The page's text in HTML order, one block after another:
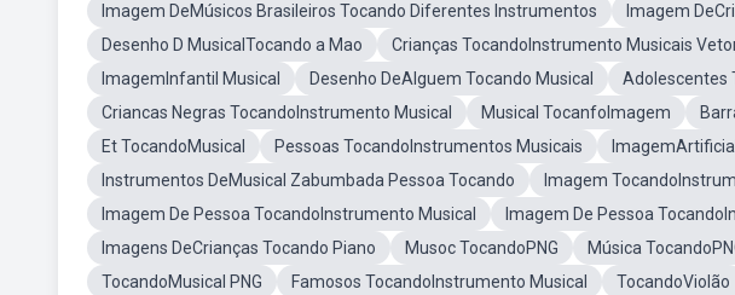
Imagem DeMúsicos Brasileiros Tocando Diferentes Instrumentos
Imagem
Desenho D MusicalTocando a Mao
Crianças TocandoInstrumento Musicais
ImagemInfantil Musical
Desenho DeAlguem Tocando Musical
Adolescentes
Criancas Negras TocandoInstrumento Musical
Musical TocanfoImagem
Et TocandoMusical
Pessoas TocandoInstrumentos Musicais
Instrumentos DeMusical Zabumbada Pessoa Tocando
Imagem
Imagem De Pessoa TocandoInstrumento Musical
Imagem De Pessoa
Imagens DeCrianças Tocando Piano
Musoc TocandoPNG Música
TocandoMusical PNG
Famosos TocandoInstrumento Musical TocandoViolão